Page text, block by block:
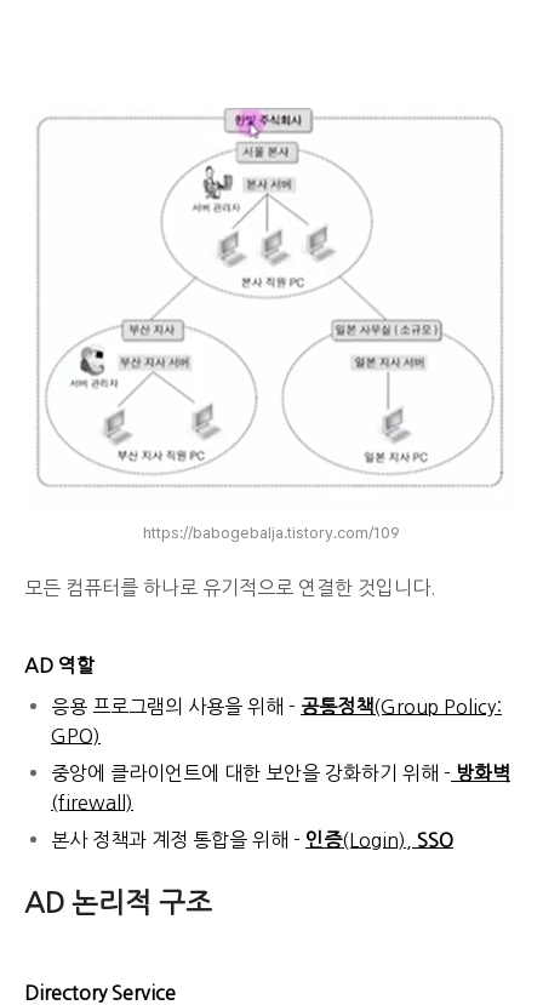
https://babogebalja.tistory.com/109
모든 컴퓨터를 하나로 유기적으로 연결한 것입니다.
AD 역할
응용 프로그램의 사용을 위해 - 공통정책(Group Policy:
GPO)
중앙에 클라이언트에 대한 보안을 강화하기 위해 - 방화벽
(firewall)
본사 정책과 계정 통합을 위해 - 인증(Login), SSO
AD 논리적 구조
Directory Service